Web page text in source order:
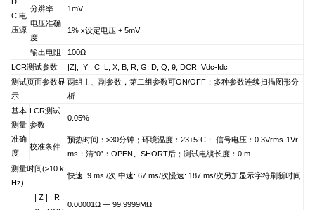
C电
压源
分辨率
1mV
电压准确
度
1% x设定电压 + 5mV
输出电阻 100Ω
LCR测试参数 |Z|, |Y|, C, L, X, B, R, G, D, Q,θ, DCR, Vdc-Idc
测试页面参数显
示
两组主、副参数，第二组参数可ON/OFF；多种参数连续扫描图形分
析
基本
测量
准确
度
LCR测试
参数
0.05%
校准条件
预热时间：≥30分钟；环境温度：23±5ºC ； 信号电压：0.3Vrms-1Vr
ms；清“0”：OPEN、SHORT后；测试电缆长度：0 m
测量时间(≥10 k
Hz)
快速: 9 ms /次 中速: 67 ms/次慢速: 187 ms/次另加显示字符刷新时间
| Z | , R ,
0.00001Ω— 99.9999MΩ